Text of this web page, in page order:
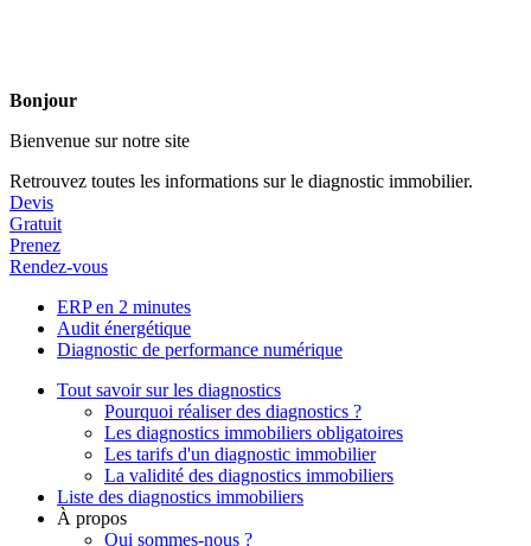
Bonjour
Bienvenue sur notre site
Retrouvez toutes les informations sur le diagnostic immobilier.
Devis
Gratuit
Prenez
Rendez-vous
ERP en 2 minutes
Audit énergétique
Diagnostic de performance numérique
Tout savoir sur les diagnostics
Pourquoi réaliser des diagnostics ?
Les diagnostics immobiliers obligatoires
Les tarifs d'un diagnostic immobilier
La validité des diagnostics immobiliers
Liste des diagnostics immobiliers
À propos
Qui sommes-nous ?